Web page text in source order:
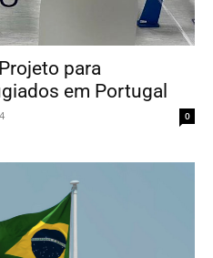
para
em Portugal
0